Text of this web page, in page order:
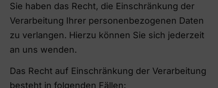
Sie haben das Recht, die Einschränkung der
Verarbeitung Ihrer personenbezogenen Daten
zu verlangen. Hierzu können Sie sich jederzeit
an uns wenden.
Das Recht auf Einschränkung der Verarbeitung
besteht in folgenden Fällen: